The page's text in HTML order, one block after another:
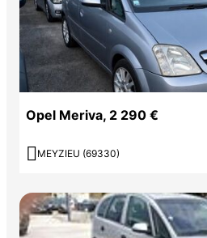
Opel Meriva, 2 290 €
 MEYZIEU (69330)